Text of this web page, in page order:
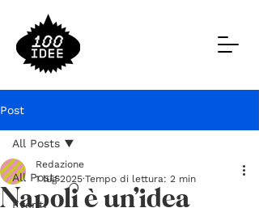
Post
All Posts
Eventi
All Posts
Napoli è un’idea
Redazione
1 lug 2025 Tempo di lettura: 2 min